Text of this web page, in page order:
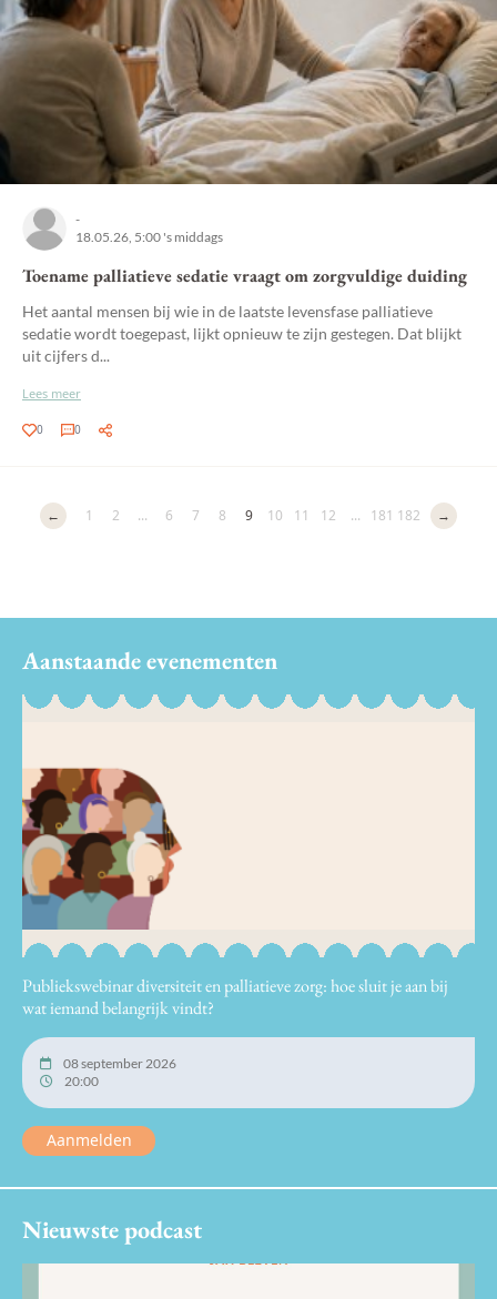
-
18.05.26, 5:00 's middags
Toename palliatieve sedatie vraagt om zorgvuldige duiding
Het aantal mensen bij wie in de laatste levensfase palliatieve
sedatie wordt toegepast, lijkt opnieuw te zijn gestegen. Dat blijkt
uit cijfers d...
Lees meer
0 0
← 1 2 ... 6 7 8 9 10 11 12 ... 181 182 →
Aanstaande evenementen
Publiekswebinar diversiteit en palliatieve zorg: hoe sluit je aan bij
wat iemand belangrijk vindt?
08 september 2026
20:00
Aanmelden
Nieuwste podcast